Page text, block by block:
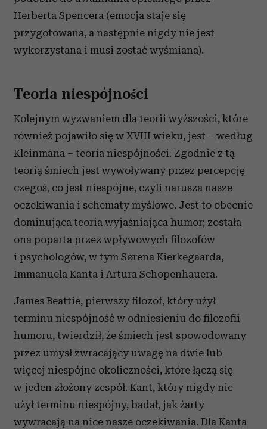
Herberta Spencera (emocja staje się
przygotowana, a na­stępnie nigdy nie jest
wykorzystana i musi zostać wyśmiana).
Teoria niespójności
Kolejnym wyzwaniem dla teorii wyższości, które
również pojawi­ło się w XVIII wieku, jest – według
Kleinmana – teoria niespójności. Zgodnie z tą
teorią śmiech jest wywoływany przez percepcję
czegoś, co jest niespój­ne, czyli narusza nasze
oczekiwania i schematy myślowe. Jest to obecnie
dominująca teoria wyjaśniająca humor; została
ona po­parta przez wpływowych filozofów
i psychologów, w tym Sørena Kierkegaarda,
Immanuela Kanta i Artura Schopenhauera.
James Beattie, pierwszy filozof, który użył
terminu niespójność w odniesieniu do filozofii
humoru, twierdził, że śmiech jest spowodowany
przez umysł zwracający uwagę na dwie lub
więcej niespójne okoliczności, które łączą się
w jeden złożony zespół. Kant, który nigdy nie
użył terminu niespójny, badał, jak żarty
wywracają na nice nasze oczekiwania. Dla Kanta